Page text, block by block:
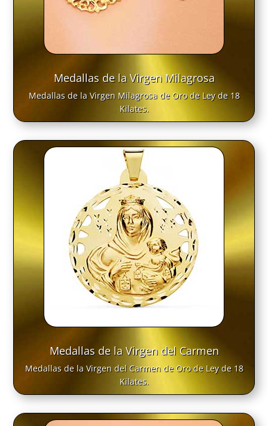
Medallas de la Virgen Milagrosa
Medallas de la Virgen Milagrosa de Oro de Ley de 18
Kilates.
Medallas de la Virgen del Carmen
Medallas de la Virgen del Carmen de Oro de Ley de 18
Kilates.